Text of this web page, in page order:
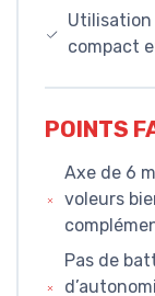
Utilisation
compact
POINTS
Axe de 6
voleurs
Pas de